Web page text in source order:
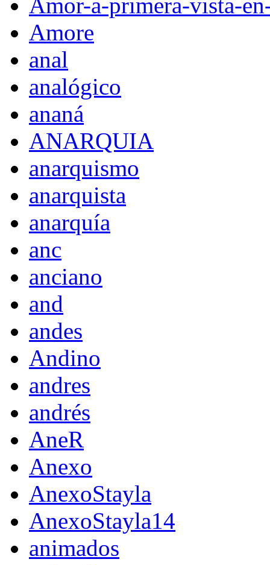
Amor-a-primera-vista-
Amore
anal
analógico
ananá
ANARQUIA
anarquismo
anarquista
anarquía
anc
anciano
and
andes
Andino
andres
andrés
AneR
Anexo
AnexoStayla
AnexoStayla14
animados